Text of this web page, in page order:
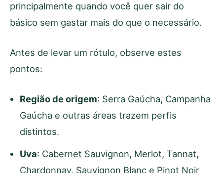
principalmente quando você quer sair do
básico sem gastar mais do que o necessário.
Antes de levar um rótulo, observe estes
pontos:
Região de origem: Serra Gaúcha, Campanha
Gaúcha e outras áreas trazem perfis
distintos.
Uva: Cabernet Sauvignon, Merlot, Tannat,
Chardonnay, Sauvignon Blanc e Pinot Noir